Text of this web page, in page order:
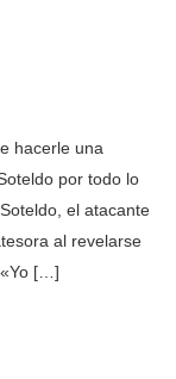
hacerle una
por todo lo
el atacante
al revelarse
«Yo […]